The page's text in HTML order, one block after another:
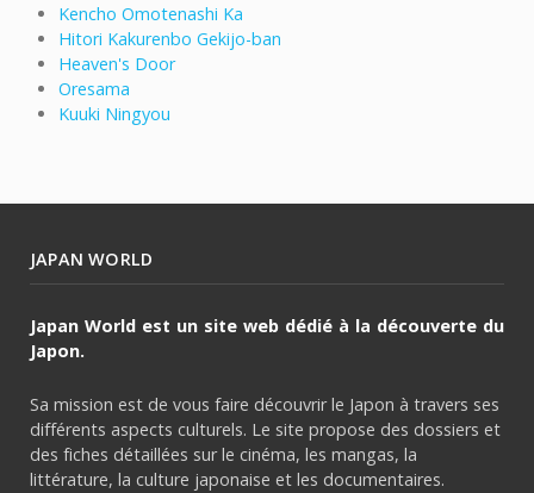
Kencho Omotenashi Ka
Hitori Kakurenbo Gekijo-ban
Heaven's Door
Oresama
Kuuki Ningyou
JAPAN WORLD
Japan World est un site web dédié à la découverte du
Japon.
Sa mission est de vous faire découvrir le Japon à travers ses
différents aspects culturels. Le site propose des dossiers et
des fiches détaillées sur le cinéma, les mangas, la
littérature, la culture japonaise et les documentaires.